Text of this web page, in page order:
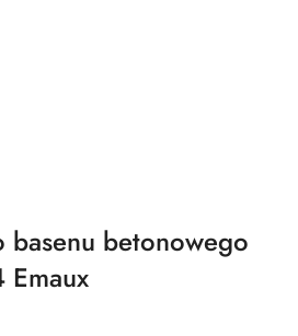
basenu betonowego
Emaux